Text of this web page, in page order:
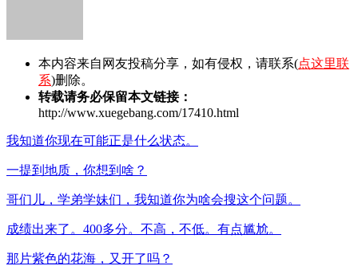
本内容来自网友投稿分享，如有侵权，请联系(点这里联
系)删除。
转载请务必保留本文链接：
http://www.xuegebang.com/17410.html
我知道你现在可能正是什么状态。
一提到地质，你想到啥？
哥们儿，学弟学妹们，我知道你为啥会搜这个问题。
成绩出来了。400多分。不高，不低。有点尴尬。
那片紫色的花海，又开了吗？